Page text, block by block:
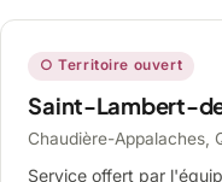
○ Territoire ouvert
Saint-Lambert-
Chaudière-Appalaches,
Service offert par